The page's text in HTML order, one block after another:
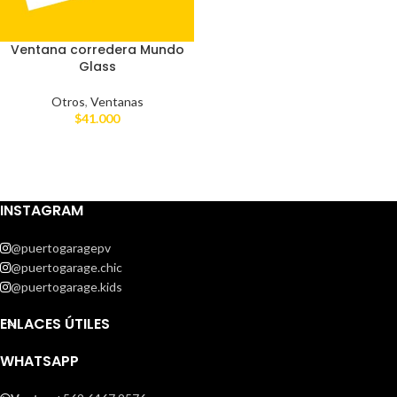
Ventana corredera Mundo
Glass
Otros, Ventanas
$41.000
INSTAGRAM
@puertogaragepv
@puertogarage.chic
@puertogarage.kids
ENLACES ÚTILES
WHATSAPP